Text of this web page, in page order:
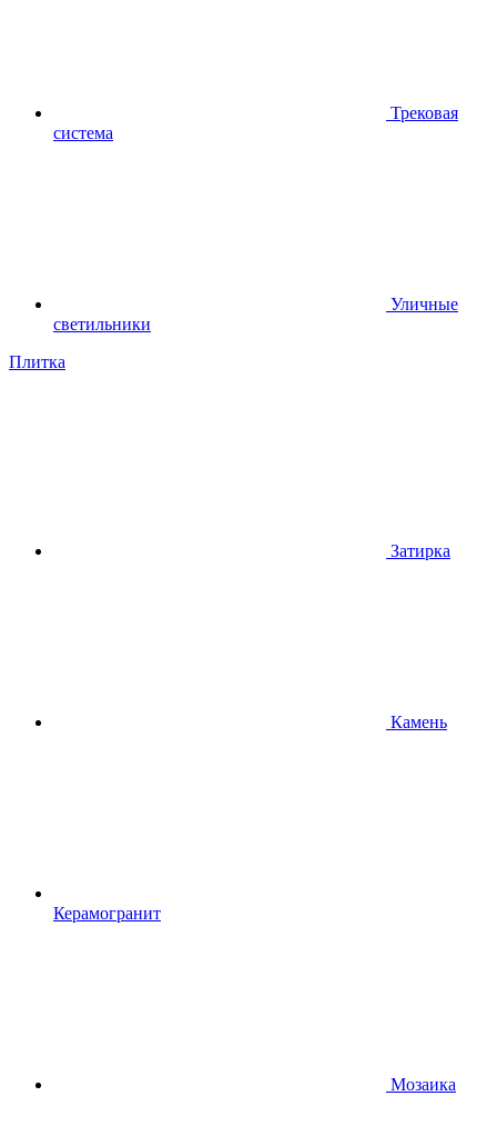
Трековая
система
Уличные
светильники
Плитка
Затирка
Камень
Керамогранит
Мозаика